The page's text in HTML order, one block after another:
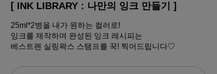
[ INK LIBRARY : 나만의 잉크 만들기 ]
25ml*2병을 내가 원하는 컬러로!
잉크를 제작하며 완성된 잉크 레시피는
베스트펜 실링왁스 스탬프를 꾹! 찍어드립니다♡